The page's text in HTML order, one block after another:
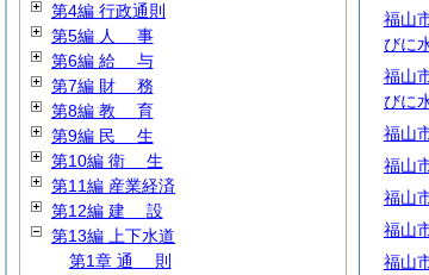
福山
びに
福山
びに
福山
福山
福山
福山
福山
第4編 行政通則
第5編 人 事
第6編 給 与
第7編 財 務
第8編 教 育
第9編 民 生
第10編 衛 生
第11編 産業経済
第12編 建 設
第13編 上下水道
第1章 通 則